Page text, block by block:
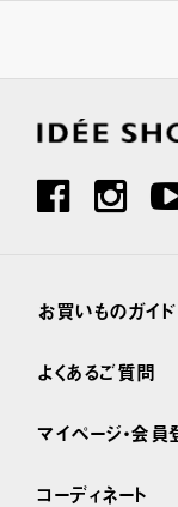
お買いものガイド
よくあるご質問
マイページ・会
コーディネート